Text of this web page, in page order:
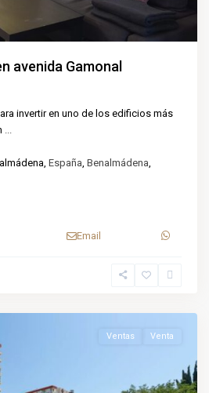
avenida Gamonal
invertir en uno de los edificios más
...
España, Benalmádena,
Email
Ventas Venta